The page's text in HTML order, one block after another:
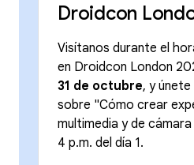
Droidcon
Visítanos durante el
en Droidcon London
31 de octubre, y
sobre "Cómo crear
multimedia y de
4 p.m. del día 1.